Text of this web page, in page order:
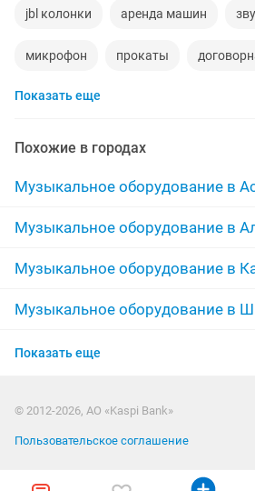
jbl колонки аренда машин
микрофон прокаты
долгосрочная аренда
ноутбуки бесплатно бесплатные
портативный презентация
торжества дома спортивные
220v синтезаторы музыку
установка оборудования
Показать еще
Похожие в городах
Музыкальное оборудование в
Музыкальное оборудование в
Музыкальное оборудование в
Музыкальное оборудование в
Музыкальное оборудование в
Музыкальное оборудование в
Музыкальное оборудование в
Показать еще
© 2012-2026, АО «Kaspi Bank»
Пользовательское соглашение